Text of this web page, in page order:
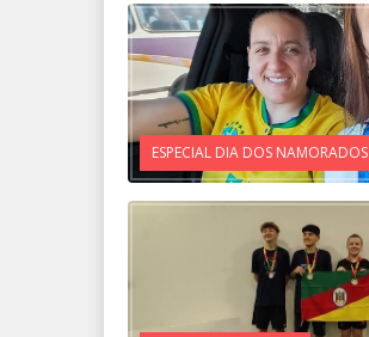
ESPECIAL DIA DOS NAMORADOS